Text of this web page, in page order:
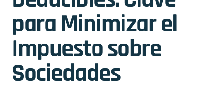
para Minimizar el
Impuesto sobre
Sociedades